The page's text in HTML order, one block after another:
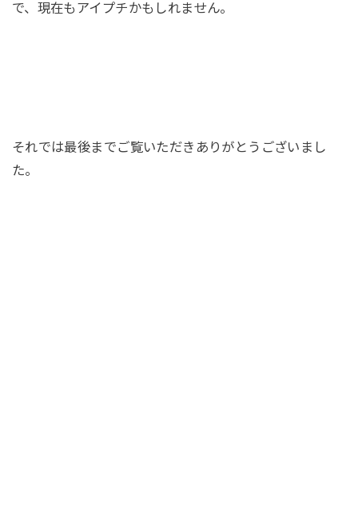
で、現在もアイプチかもしれません。
それでは最後までご覧いただきありがとうございまし
た。